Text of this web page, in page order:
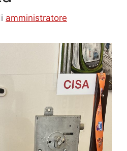
amministratore